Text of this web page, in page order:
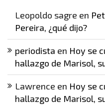
Leopoldo sagre en
Pereira, ¿qué dijo?
periodista en Hoy se
hallazgo de Marisol,
Lawrence en Hoy se
hallazgo de Marisol,